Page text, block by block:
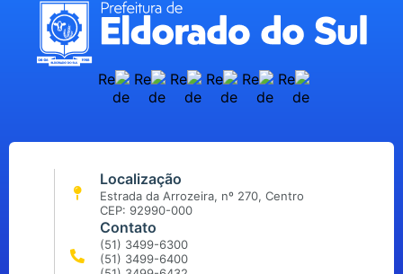
Localização
Estrada da Arrozeira, nº 270, Centro
CEP: 92990-000
Contato
(51) 3499-6300
(51) 3499-6400